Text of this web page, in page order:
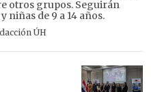
otros grupos. Seguirán
niñas de 9 a 14 años.
ÚH